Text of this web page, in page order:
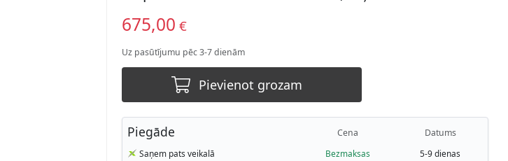
675,00 €
Uz pasūtījumu pēc 3-7 dienām
Pievienot grozam
Piegāde Cena Datums
Saņem pats veikalā Bezmaksas
5-9 dienas